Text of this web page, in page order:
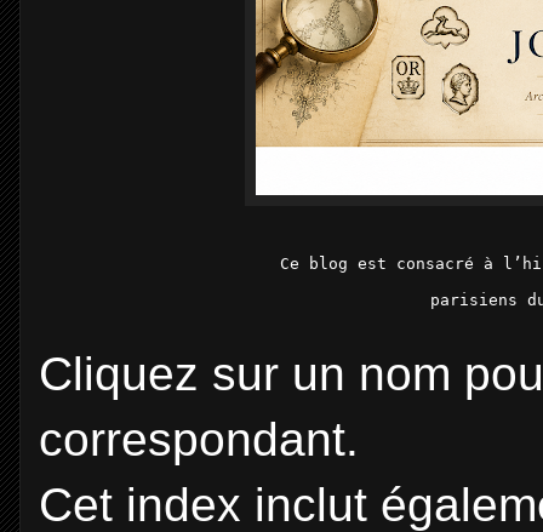
Ce blog est consacré à
parisiens
Cliquez sur un nom
correspondant.
Cet index inclut